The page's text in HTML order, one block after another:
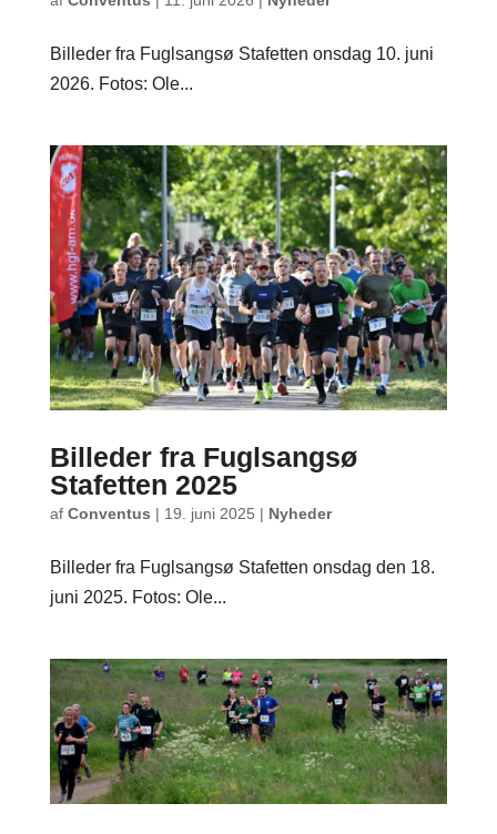
Billeder fra Fuglsangsø Stafetten onsdag 10. juni
2026. Fotos: Ole...
Billeder fra Fuglsangsø
Stafetten 2025
af Conventus | 19. juni 2025 | Nyheder
Billeder fra Fuglsangsø Stafetten onsdag den 18.
juni 2025. Fotos: Ole...